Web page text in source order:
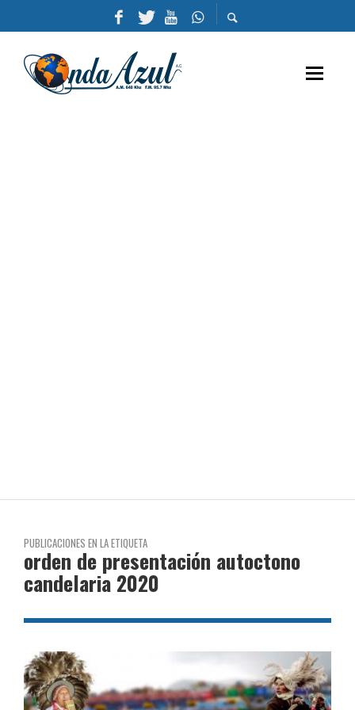
PUBLICACIONES EN LA ETIQUETA
orden de presentación autoctono
candelaria 2020